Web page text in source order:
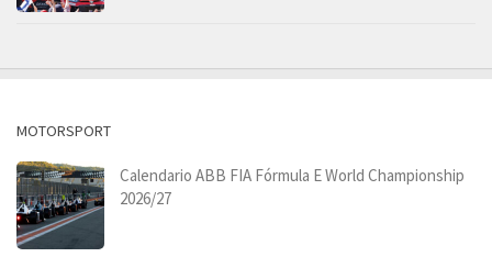
MOTORSPORT
Calendario ABB FIA Fórmula E World Championship
2026/27